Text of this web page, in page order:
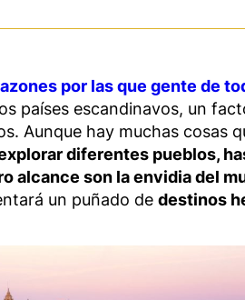
por las que gente de
países escandinavos, un
Aunque hay muchas cosas
diferentes pueblos,
alcance son la envidia del
un puñado de destinos